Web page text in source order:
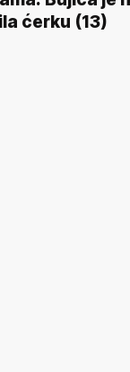
ćerku (13)